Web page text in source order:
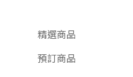
精選商品
預訂商品